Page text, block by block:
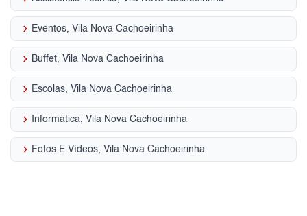
keyboard_arrow_right Eventos, Vila Nova Cachoeirinha
keyboard_arrow_right Buffet, Vila Nova Cachoeirinha
keyboard_arrow_right Escolas, Vila Nova Cachoeirinha
keyboard_arrow_right Informática, Vila Nova Cachoeirinha
keyboard_arrow_right Fotos E Vídeos, Vila Nova Cachoeirinha